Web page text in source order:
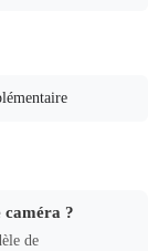
caméra ?
de